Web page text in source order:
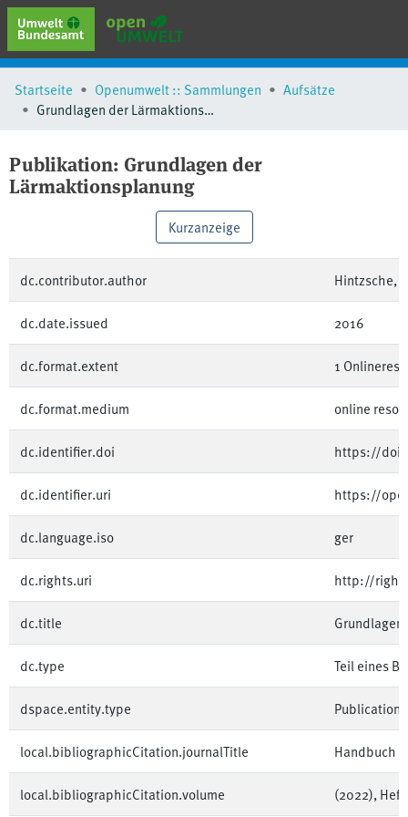
erweiterte Suche
Browse
Schlagwörter
Startseite Openumwelt :: Sammlungen
Aufsätze
Grundlagen der Lärmaktionsplanung
Publikation: Grundlagen der
Lärmaktionsplanung
Kurzanzeige
dc.contributor.author Hintzsche,
dc.date.issued 2016
dc.format.extent 1
dc.format.medium online
dc.identifier.doi https://
dc.identifier.uri https://
dc.language.iso ger
dc.rights.uri http://
dc.title
dc.type Teil eines
dspace.entity.type Publication
local.bibliographicCitation.journalTitle Handbuch
local.bibliographicCitation.volume (2022), Heft